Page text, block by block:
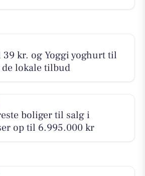
39 kr. og Yoggi yoghurt til
lokale tilbud
boliger til salg i
op til 6.995.000 kr